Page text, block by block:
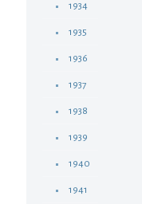
1934
1935
1936
1937
1938
1939
1940
1941